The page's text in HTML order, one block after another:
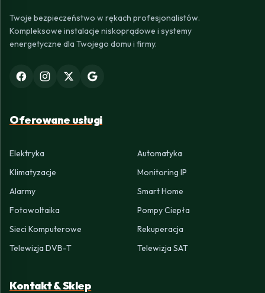
Twoje bezpieczeństwo w rękach profesjonalistów.
Kompleksowe instalacje niskoprądowe i systemy
energetyczne dla Twojego domu i firmy.
Oferowane usługi
Elektryka
Automatyka
Klimatyzacje
Monitoring IP
Alarmy
Smart Home
Fotowoltaika
Pompy Ciepła
Sieci Komputerowe
Rekuperacja
Telewizja DVB-T
Telewizja SAT
Kontakt & Sklep